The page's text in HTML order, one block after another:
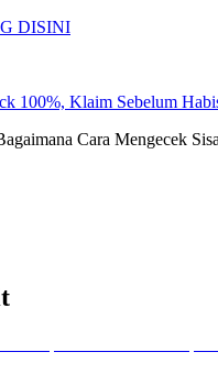
DISINI
100%, Klaim Sebelum
Cara Mengecek